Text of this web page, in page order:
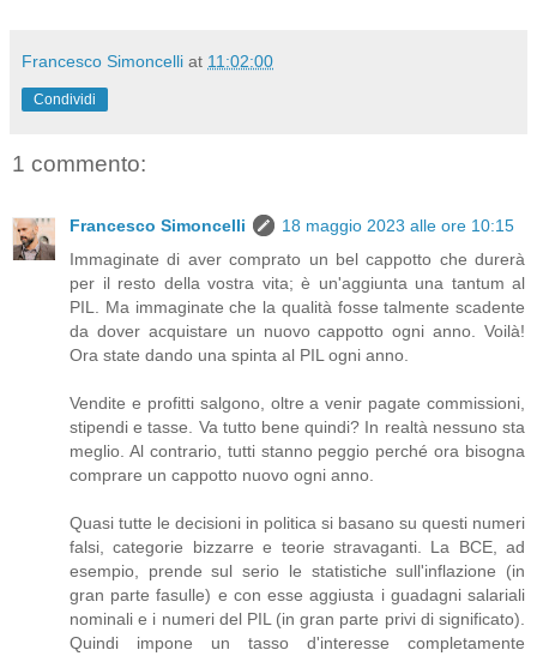
Francesco Simoncelli at 11:02:00
Condividi
1 commento:
Francesco Simoncelli
18 maggio 2023 alle ore 10:15
Immaginate di aver comprato un bel cappotto che durerà
per il resto della vostra vita; è un'aggiunta una tantum al
PIL. Ma immaginate che la qualità fosse talmente scadente
da dover acquistare un nuovo cappotto ogni anno. Voilà!
Ora state dando una spinta al PIL ogni anno.
Vendite e profitti salgono, oltre a venir pagate commissioni,
stipendi e tasse. Va tutto bene quindi? In realtà nessuno sta
meglio. Al contrario, tutti stanno peggio perché ora bisogna
comprare un cappotto nuovo ogni anno.
Quasi tutte le decisioni in politica si basano su questi numeri
falsi, categorie bizzarre e teorie stravaganti. La BCE, ad
esempio, prende sul serio le statistiche sull'inflazione (in
gran parte fasulle) e con esse aggiusta i guadagni salariali
nominali e i numeri del PIL (in gran parte privi di significato).
Quindi impone un tasso d'interesse completamente